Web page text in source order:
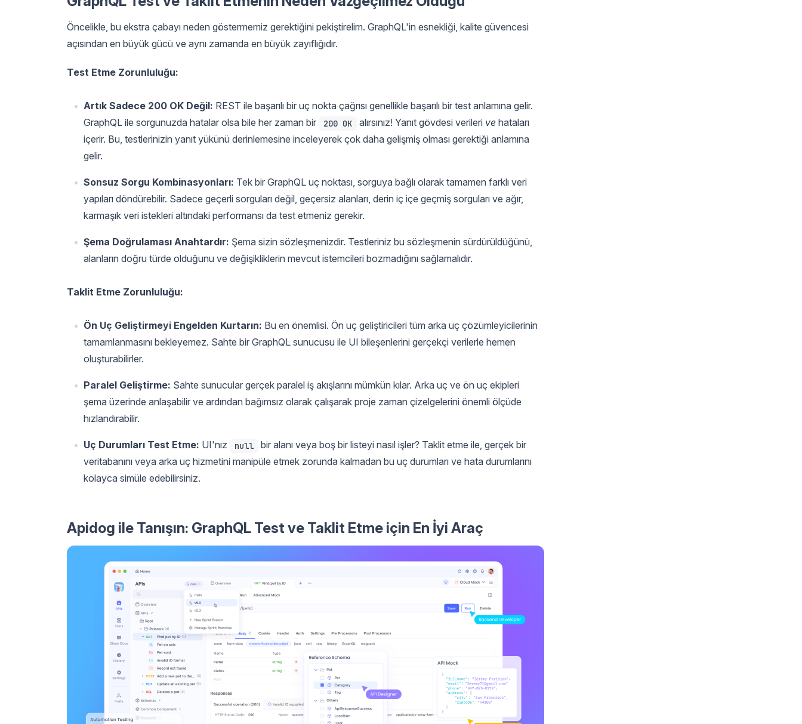
Öncelikle, bu ekstra çabayı neden göstermemiz gerektiğini pekiştirelim. GraphQL'in esnekliği, kalite güvencesi
açısından en büyük gücü ve aynı zamanda en büyük zayıflığıdır.
Test Etme Zorunluluğu:
Artık Sadece 200 OK Değil: REST ile başarılı bir uç nokta çağrısı genellikle başarılı bir test anlamına gelir.
GraphQL ile sorgunuzda hatalar olsa bile her zaman bir
200 OK alırsınız! Yanıt gövdesi verileri ve hataları
içerir. Bu, testlerinizin yanıt yükünü derinlemesine inceleyerek çok daha gelişmiş olması gerektiği anlamına
gelir.
Sonsuz Sorgu Kombinasyonları: Tek bir GraphQL uç noktası, sorguya bağlı olarak tamamen farklı veri
yapıları döndürebilir. Sadece geçerli sorguları değil, geçersiz alanları, derin iç içe geçmiş sorguları ve ağır,
karmaşık veri istekleri altındaki performansı da test etmeniz gerekir.
Şema Doğrulaması Anahtardır: Şema sizin sözleşmenizdir. Testleriniz bu sözleşmenin sürdürüldüğünü,
alanların doğru türde olduğunu ve değişikliklerin mevcut istemcileri bozmadığını sağlamalıdır.
Taklit Etme Zorunluluğu:
Ön Uç Geliştirmeyi Engelden Kurtarın: Bu en önemlisi. Ön uç geliştiricileri tüm arka uç çözümleyicilerinin
tamamlanmasını bekleyemez. Sahte bir GraphQL sunucusu ile UI bileşenlerini gerçekçi verilerle hemen
oluşturabilirler.
Paralel Geliştirme: Sahte sunucular gerçek paralel iş akışlarını mümkün kılar. Arka uç ve ön uç ekipleri
şema üzerinde anlaşabilir ve ardından bağımsız olarak çalışarak proje zaman çizelgelerini önemli ölçüde
hızlandırabilir.
Uç Durumları Test Etme: UI'nız null
bir alanı veya boş bir listeyi nasıl işler? Taklit etme ile, gerçek bir
veritabanını veya arka uç hizmetini manipüle etmek zorunda kalmadan bu uç durumları ve hata durumlarını
kolayca simüle edebilirsiniz.
Apidog ile Tanışın: GraphQL Test ve Taklit Etme için En İyi Araç